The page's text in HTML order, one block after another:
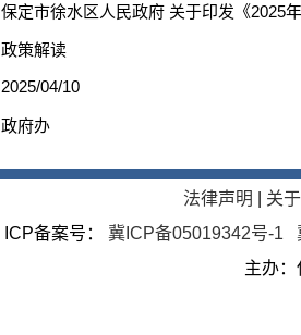
保定市徐水区人民政府 关于印发《2025
政策解读
2025/04/10
政府办
法律声明
关
ICP备案号：
冀ICP备05019342号-1
主办